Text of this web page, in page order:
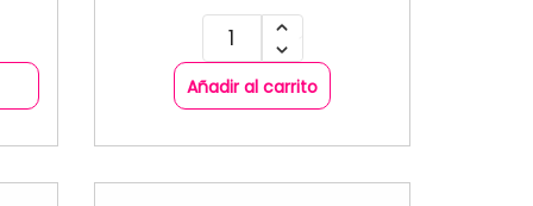
Añadir al carrito